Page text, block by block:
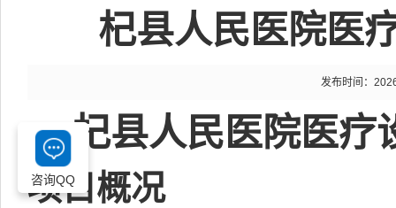
杞县人民医院医
发布时间：
杞县人民医院医
项目概况
咨询QQ